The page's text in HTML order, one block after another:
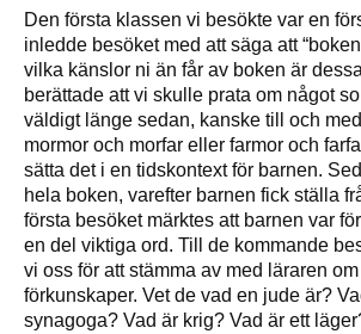
Den första klassen vi besökte var en
inledde besöket med att säga att
vilka känslor ni än får av boken är
berättade att vi skulle prata om något
väldigt länge sedan, kanske till och
mormor och morfar eller farmor och
sätta det i en tidskontext för barnen.
hela boken, varefter barnen fick ställa
första besöket märktes att barnen var
en del viktiga ord. Till de kommande
vi oss för att stämma av med läraren
förkunskaper. Vet de vad en jude är?
synagoga? Vad är krig? Vad är ett